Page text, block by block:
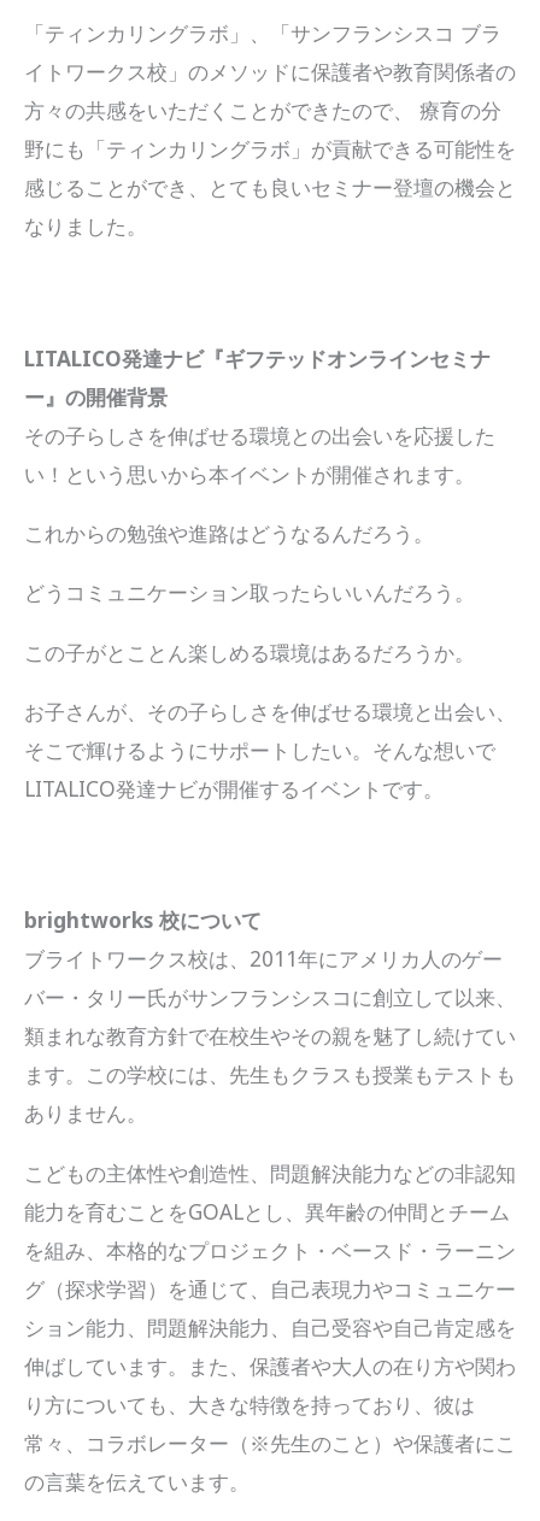
「ティンカリングラボ」、「サンフランシスコ ブラ
イトワークス校」のメソッドに保護者や教育関係者の
方々の共感をいただくことができたので、 療育の分
野にも「ティンカリングラボ」が貢献できる可能性を
感じることができ、とても良いセミナー登壇の機会と
なりました。
LITALICO発達ナビ『ギフテッドオンラインセミナ
ー』の開催背景
その子らしさを伸ばせる環境との出会いを応援した
い！という思いから本イベントが開催されます。
これからの勉強や進路はどうなるんだろう。
どうコミュニケーション取ったらいいんだろう。
この子がとことん楽しめる環境はあるだろうか。
お子さんが、その子らしさを伸ばせる環境と出会い、
そこで輝けるようにサポートしたい。そんな想いで
LITALICO発達ナビが開催するイベントです。
brightworks 校について
ブライトワークス校は、2011年にアメリカ人のゲー
バー・タリー氏がサンフランシスコに創立して以来、
類まれな教育方針で在校生やその親を魅了し続けてい
ます。この学校には、先生もクラスも授業もテストも
ありません。
こどもの主体性や創造性、問題解決能力などの非認知
能力を育むことをGOALとし、異年齢の仲間とチーム
を組み、本格的なプロジェクト・ベースド・ラーニン
グ（探求学習）を通じて、自己表現力やコミュニケー
ション能力、問題解決能力、自己受容や自己肯定感を
伸ばしています。また、保護者や大人の在り方や関わ
り方についても、大きな特徴を持っており、彼は
常々、コラボレーター（※先生のこと）や保護者にこ
の言葉を伝えています。